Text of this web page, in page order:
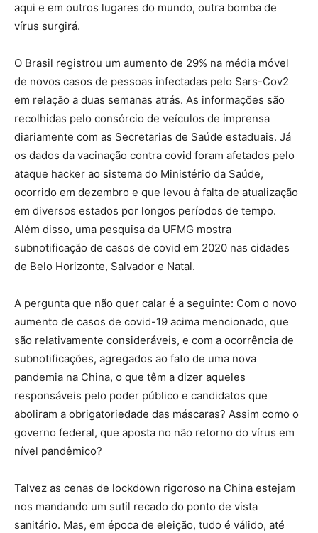
aqui e em outros lugares do mundo, outra bomba de
vírus surgirá.
O Brasil registrou um aumento de 29% na média móvel
de novos casos de pessoas infectadas pelo Sars-Cov2
em relação a duas semanas atrás. As informações são
recolhidas pelo consórcio de veículos de imprensa
diariamente com as Secretarias de Saúde estaduais. Já
os dados da vacinação contra covid foram afetados pelo
ataque hacker ao sistema do Ministério da Saúde,
ocorrido em dezembro e que levou à falta de atualização
em diversos estados por longos períodos de tempo.
Além disso, uma pesquisa da UFMG mostra
subnotificação de casos de covid em 2020 nas cidades
de Belo Horizonte, Salvador e Natal.
A pergunta que não quer calar é a seguinte: Com o novo
aumento de casos de covid-19 acima mencionado, que
são relativamente consideráveis, e com a ocorrência de
subnotificações, agregados ao fato de uma nova
pandemia na China, o que têm a dizer aqueles
responsáveis pelo poder público e candidatos que
aboliram a obrigatoriedade das máscaras? Assim como o
governo federal, que aposta no não retorno do vírus em
nível pandêmico?
Talvez as cenas de lockdown rigoroso na China estejam
nos mandando um sutil recado do ponto de vista
sanitário. Mas, em época de eleição, tudo é válido, até